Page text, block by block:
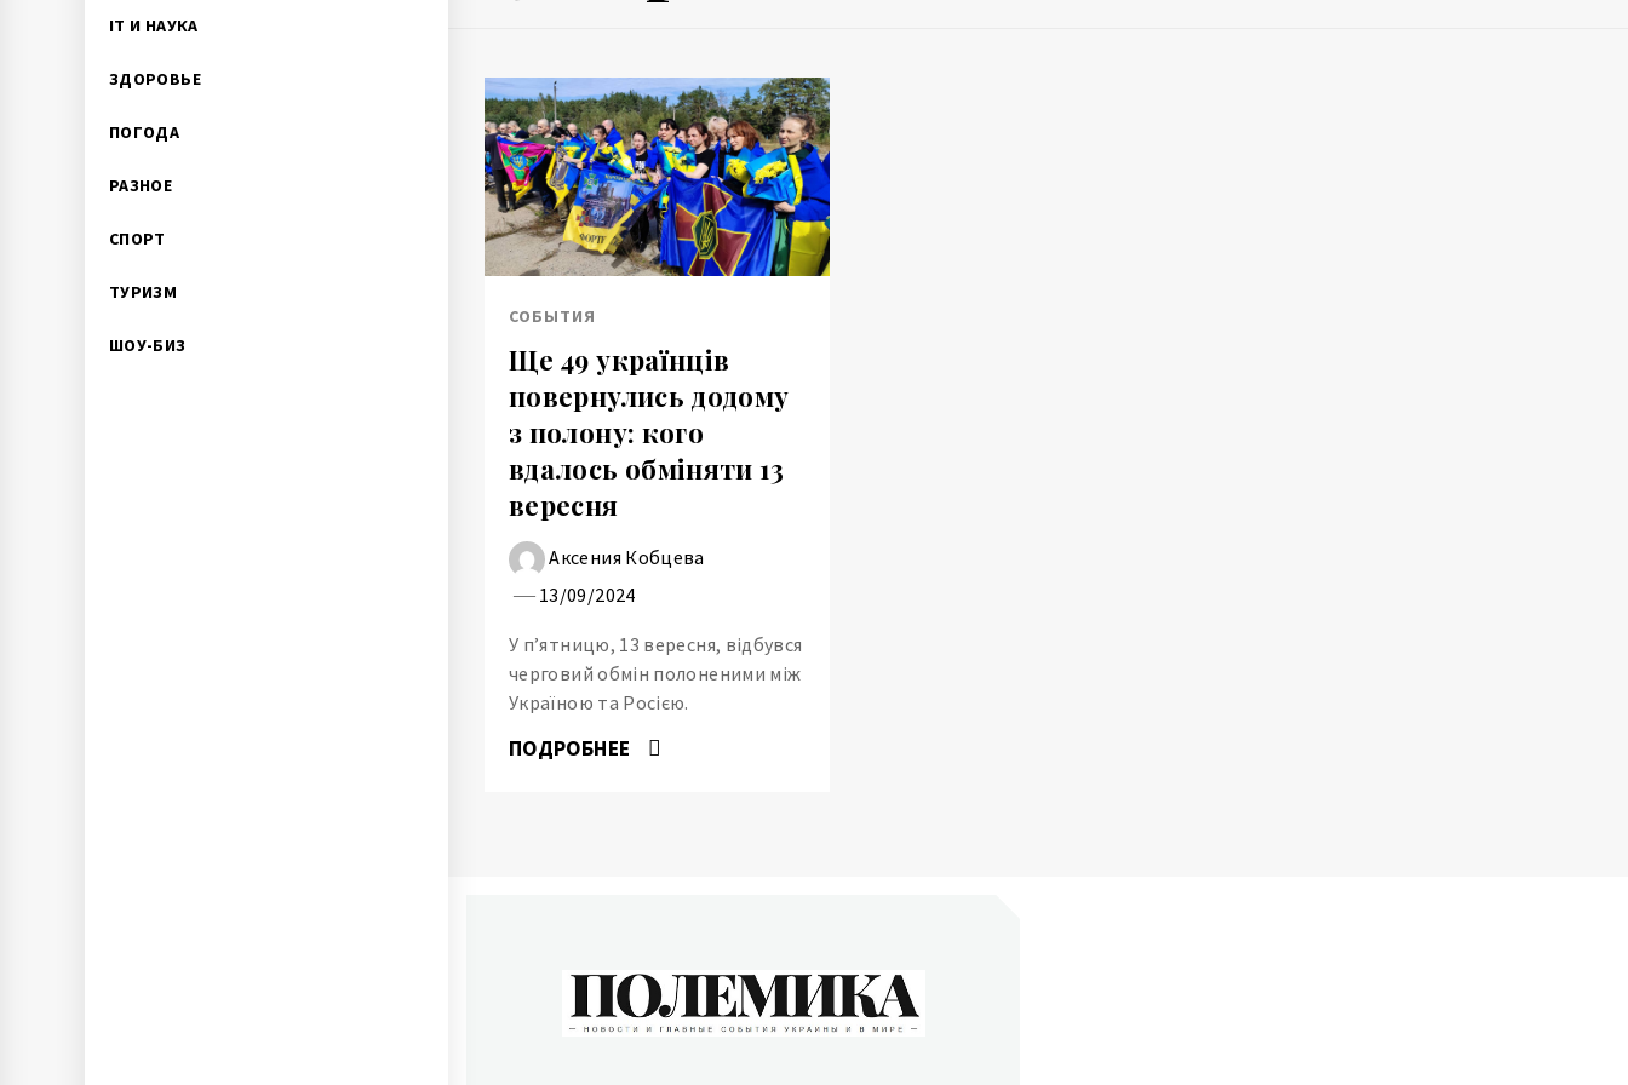
IT И НАУКА
ЗДОРОВЬЕ
ПОГОДА
РАЗНОЕ
СПОРТ
ТУРИЗМ
ШОУ-БИЗ
СОБЫТИЯ
Ще 49 українців
повернулись додому
з полону: кого
вдалось обміняти 13
вересня
Аксения Кобцева
13/09/2024
У п’ятницю, 13 вересня, відбувся
черговий обмін полоненими між
Україною та Росією.
ПОДРОБНЕЕ